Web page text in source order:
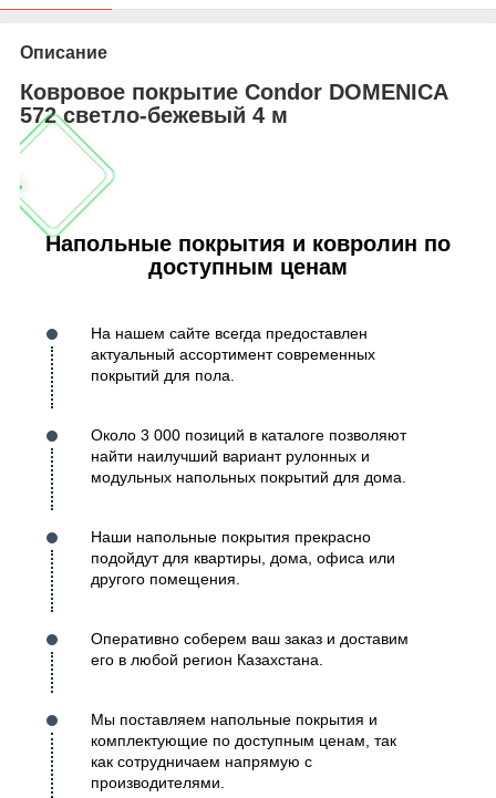
Описание
Ковровое покрытие Condor DOMENICA
572 светло-бежевый 4 м
Напольные покрытия и ковролин по
доступным ценам
На нашем сайте всегда предоставлен
актуальный ассортимент современных
покрытий для пола.
Около 3 000 позиций в каталоге позволяют
найти наилучший вариант рулонных и
модульных напольных покрытий для дома.
Наши напольные покрытия прекрасно
подойдут для квартиры, дома, офиса или
другого помещения.
Оперативно соберем ваш заказ и доставим
его в любой регион Казахстана.
Мы поставляем напольные покрытия и
комплектующие по доступным ценам, так
как сотрудничаем напрямую с
производителями.